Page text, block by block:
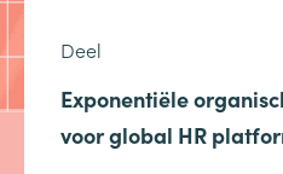
Deel
Exponentiële
voor global HR